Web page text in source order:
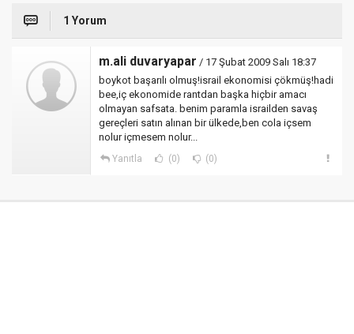
1 Yorum
m.ali duvaryapar / 17 Şubat 2009 Salı 18:37
boykot başarılı olmuş!israil ekonomisi çökmüş!hadi
bee,iç ekonomide rantdan başka hiçbir amacı
olmayan safsata. benim paramla israilden savaş
gereçleri satın alınan bir ülkede,ben cola içsem
nolur içmesem nolur...
Yanıtla (0) (0)